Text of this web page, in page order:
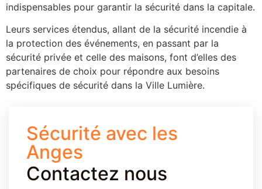
indispensables pour garantir la sécurité dans la capitale.
Leurs services étendus, allant de la sécurité incendie à
la protection des événements, en passant par la
sécurité privée et celle des maisons, font d’elles des
partenaires de choix pour répondre aux besoins
spécifiques de sécurité dans la Ville Lumière.
Sécurité avec les
Anges
Contactez nous